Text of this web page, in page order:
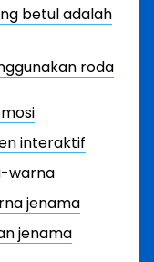
betul adalah
roda
interaktif
warna
jenama
jenama